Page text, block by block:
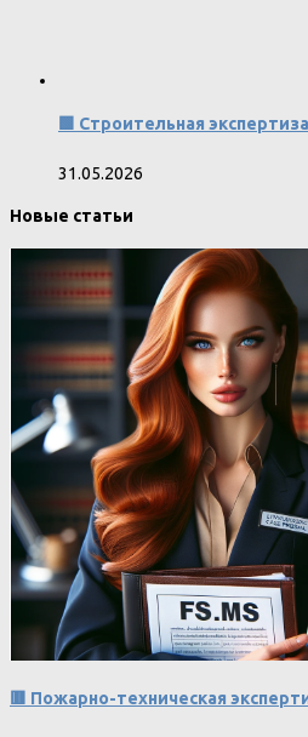
🟩 Строительная
31.05.2026
Новые статьи
🟥 Пожарно-техническая